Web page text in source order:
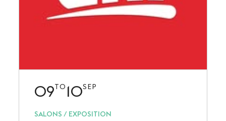
FOLLOW-US
09TO 10SEP
SALONS / EXPOSITION